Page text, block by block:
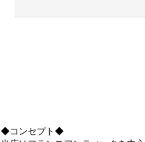
◆コンセプト◆